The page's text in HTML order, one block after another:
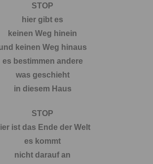
STOP
hier gibt es
keinen Weg hinein
keinen Weg hinaus
es bestimmen andere
was geschieht
in diesem Haus
STOP
ist das Ende der Welt
es kommt
nicht darauf an